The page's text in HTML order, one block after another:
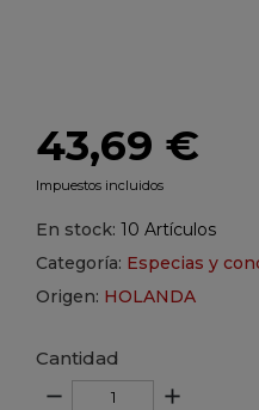
43,69 €
Impuestos incluidos
En stock: 10 Artículos
Categoría: Especias y
Origen: HOLANDA
Cantidad
remove add